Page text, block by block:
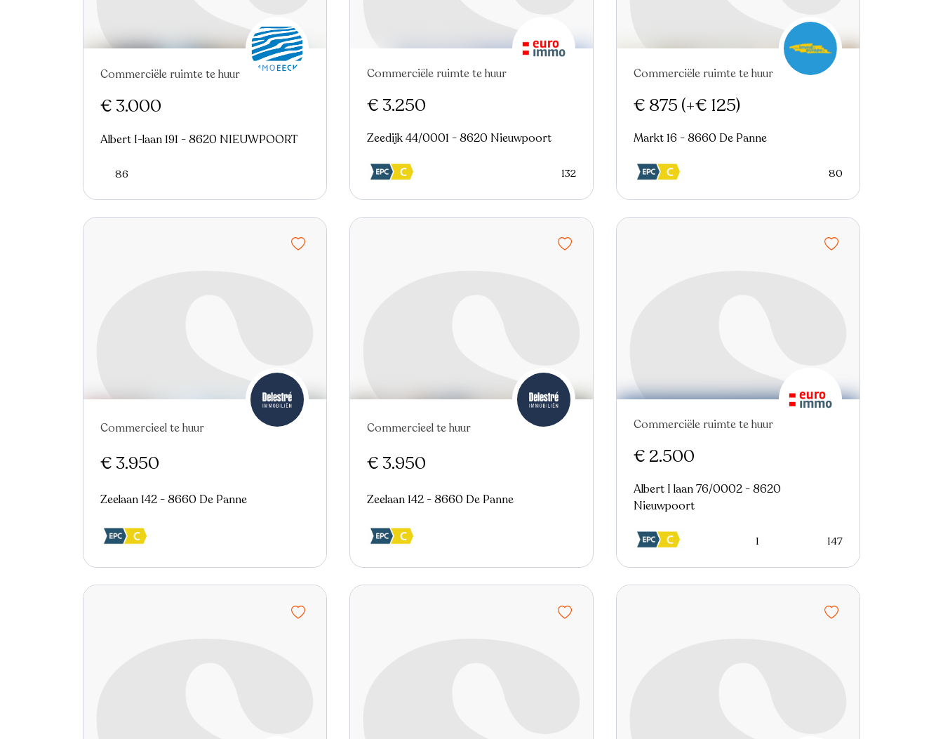
Commerciële ruimte te huur
€ 3.000
Albert I-laan 191 - 8620 NIEUWPOORT
86
In optie
Commerciële ruimte te huur
€ 3.250
Zeedijk 44/0001 - 8620 Nieuwpoort
132
Commerciële ruimte te huur
€ 875 (+€ 125)
Markt 16 - 8660 De Panne
80
Commercieel te huur
€ 3.950
Zeelaan 142 - 8660 De Panne
Commercieel te huur
€ 3.950
Zeelaan 142 - 8660 De Panne
Commerciële ruimte te huur
€ 2.500
Albert I laan 76/0002 - 8620
Nieuwpoort
1 147